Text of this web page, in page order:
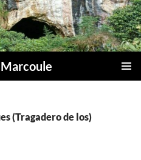
(Tragadero de los)